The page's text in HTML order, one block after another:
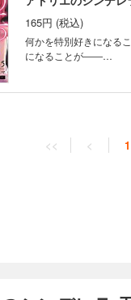
165円 (税込)
何かを特別好きになる
になることが――…
<< < 1